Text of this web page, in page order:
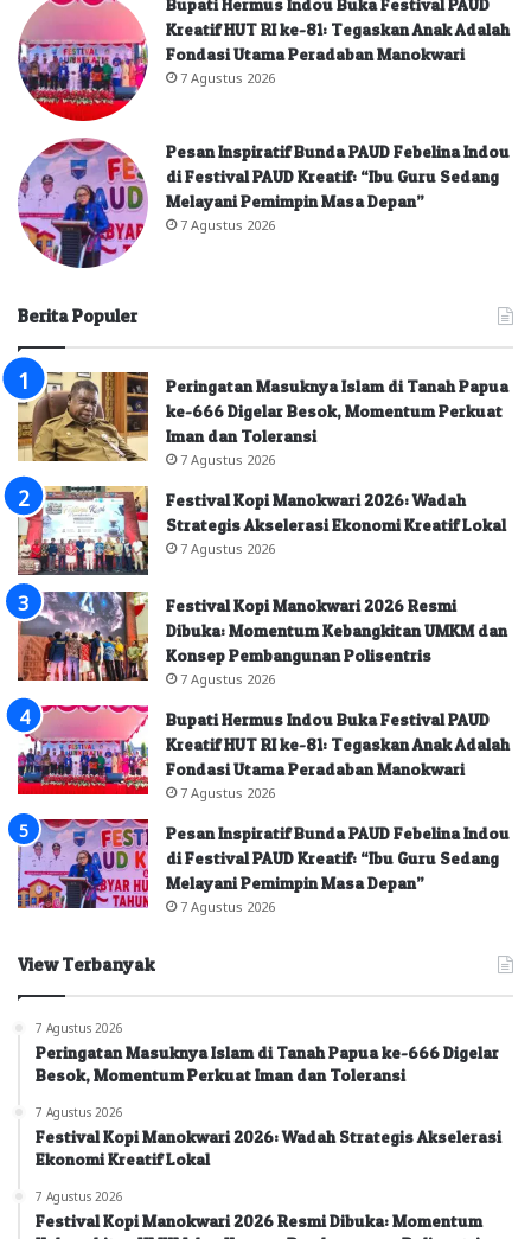
Kreatif HUT RI ke-81: Tegaskan Anak Adalah
Fondasi Utama Peradaban Manokwari
7 Agustus 2026
Pesan Inspiratif Bunda PAUD Febelina Indou
di Festival PAUD Kreatif: “Ibu Guru Sedang
Melayani Pemimpin Masa Depan”
7 Agustus 2026
Berita Populer
Peringatan Masuknya Islam di Tanah Papua
ke-666 Digelar Besok, Momentum Perkuat
Iman dan Toleransi
7 Agustus 2026
Festival Kopi Manokwari 2026: Wadah
Strategis Akselerasi Ekonomi Kreatif Lokal
7 Agustus 2026
Festival Kopi Manokwari 2026 Resmi
Dibuka: Momentum Kebangkitan UMKM dan
Konsep Pembangunan Polisentris
7 Agustus 2026
Bupati Hermus Indou Buka Festival PAUD
Kreatif HUT RI ke-81: Tegaskan Anak Adalah
Fondasi Utama Peradaban Manokwari
7 Agustus 2026
Pesan Inspiratif Bunda PAUD Febelina Indou
di Festival PAUD Kreatif: “Ibu Guru Sedang
Melayani Pemimpin Masa Depan”
7 Agustus 2026
View Terbanyak
7 Agustus 2026
Peringatan Masuknya Islam di Tanah Papua ke-666 Digelar
Besok, Momentum Perkuat Iman dan Toleransi
7 Agustus 2026
Festival Kopi Manokwari 2026: Wadah Strategis Akselerasi
Ekonomi Kreatif Lokal
7 Agustus 2026
Festival Kopi Manokwari 2026 Resmi Dibuka: Momentum